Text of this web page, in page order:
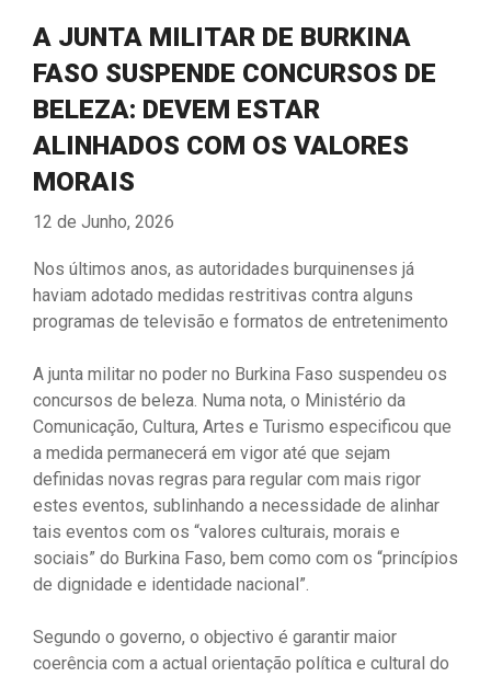
A JUNTA MILITAR DE BURKINA
FASO SUSPENDE CONCURSOS DE
BELEZA: DEVEM ESTAR
ALINHADOS COM OS VALORES
MORAIS
12 de Junho, 2026
Nos últimos anos, as autoridades burquinenses já
haviam adotado medidas restritivas contra alguns
programas de televisão e formatos de entretenimento
A junta militar no poder no Burkina Faso suspendeu os
concursos de beleza. Numa nota, o Ministério da
Comunicação, Cultura, Artes e Turismo especificou que
a medida permanecerá em vigor até que sejam
definidas novas regras para regular com mais rigor
estes eventos, sublinhando a necessidade de alinhar
tais eventos com os “valores culturais, morais e
sociais” do Burkina Faso, bem como com os “princípios
de dignidade e identidade nacional”.
Segundo o governo, o objectivo é garantir maior
coerência com a actual orientação política e cultural do